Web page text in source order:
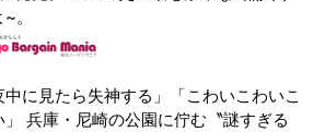
。
中に見たら失神する」「こわいこわいこ
」 兵庫・尼崎の公園に佇む〝謎すぎる